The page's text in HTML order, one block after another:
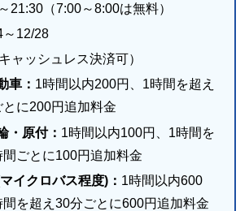
21:30（7:00～8:00は無料）
～12/28
キャッシュレス決済可）
車： 1時間以内200円、1時間を超え
とに200円追加料金
・原付： 1時間以内100円、1時間を
間ごとに100円追加料金
イクロバス程度)： 1時間以内600
間を超え30分ごとに600円追加料金